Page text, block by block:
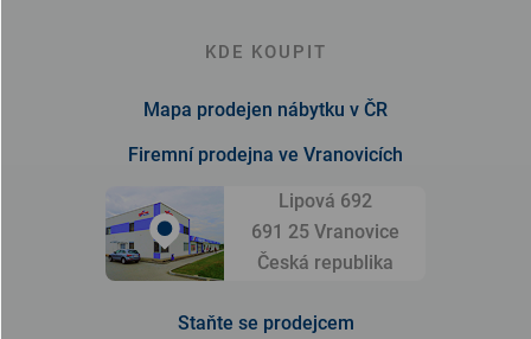
KDE KOUPIT
Mapa prodejen nábytku v ČR
Firemní prodejna ve Vranovicích
Lipová 692
691 25 Vranovice
Česká republika
Staňte se prodejcem